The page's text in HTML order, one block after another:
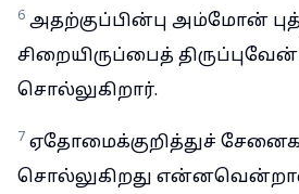
6 அதற்குப்பின்பு அம்மோன்
சிறையிருப்பைத்
சொல்லுகிறார்.
7 ஏதோமைக்குறித்துச்
சொல்லுகிறது